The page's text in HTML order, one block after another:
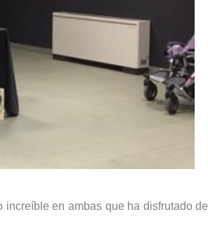
en ambas que ha disfrutado